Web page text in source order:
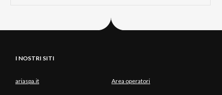
I NOSTRI SITI
ariaspa.it Area operatori